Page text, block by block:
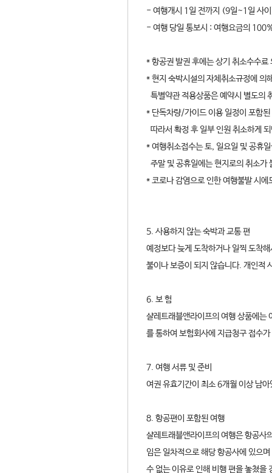
- 여행개시 1일 전까지 (9일~1일 사
- 여행 당일 통보시 : 여행요금의
* 항공권 발권 후에는 상기 취소수수
* 현지 숙박시설의 자체취소규정에 의
특별약관 적용상품은 예약시 별도의
* 단독차량/가이드 이용 일정이 포함
따라서 확정 후 일부 인원 취소하게
* 여행취소접수는 토, 일요일 및 공휴
주말 및 공휴일에는 현지로의 취소가
* 코로나 감염으로 인한 여행불발 시
5. 사용하지 않는 숙박과 교통 편
예정보다 늦게 도착하거나 일찍 도착
불이나 보증이 되지 않습니다. 개인적
6. 보 험
샬레트래블앤라이프의 여행 상품에는
를 통하여 보험회사에 지급청구 접수
7. 여행 서류 및 준비
여권 유효기간이 최소 6개월 이상 남
8. 항공편이 포함된 여행
샬레트래블앤라이프의 여행은 항공사
임은 일차적으로 해당 항공사에 있으
수 없는 이유로 인해 비행 편을 놓쳤을